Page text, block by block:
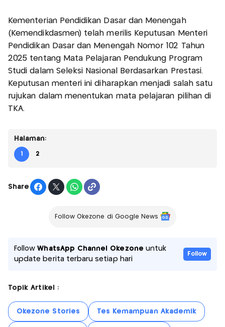
Kementerian Pendidikan Dasar dan Menengah
(Kemendikdasmen) telah merilis Keputusan Menteri
Pendidikan Dasar dan Menengah Nomor 102 Tahun
2025 tentang Mata Pelajaran Pendukung Program
Studi dalam Seleksi Nasional Berdasarkan Prestasi.
Keputusan menteri ini diharapkan menjadi salah satu
rujukan dalam menentukan mata pelajaran pilihan di
TKA.
Halaman:
1 2
Share
Follow Okezone di Google News
FollowWhatsApp Channel Okezone untuk
update berita terbaru setiap hari
Follow
Topik Artikel :
Okezone Stories Tes Kemampuan Akademik